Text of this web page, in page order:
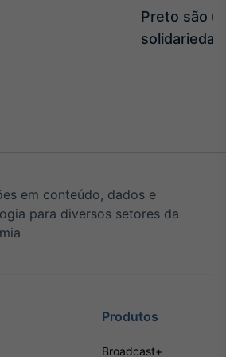
Preto são
em conteúdo, dados e
para diversos setores da
Produtos
Broadcast+